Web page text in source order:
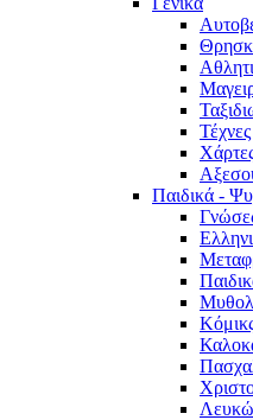
Τέχνες
Παιδικά -